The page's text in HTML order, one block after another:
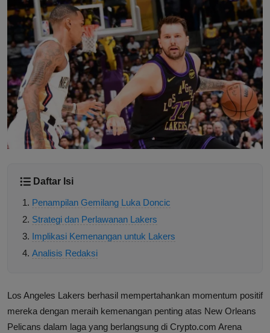
Daftar Isi
Penampilan Gemilang Luka Doncic
Strategi dan Perlawanan Lakers
Implikasi Kemenangan untuk Lakers
Analisis Redaksi
Los Angeles Lakers berhasil mempertahankan momentum positif
mereka dengan meraih kemenangan penting atas New Orleans
Pelicans dalam laga yang berlangsung di Crypto.com Arena